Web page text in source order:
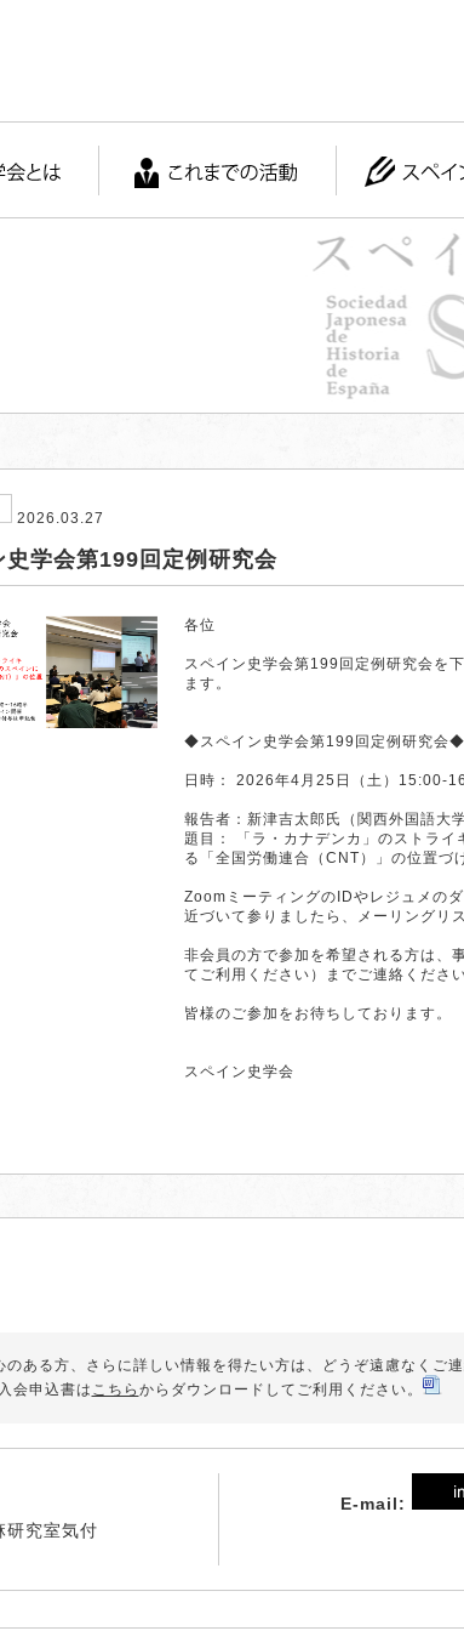
2026.03.27
史学会第199回定例研究会
各位
スペイン史学会第199回定例研究会を
ます。
◆スペイン史学会第199回定例研究会◆
日時： 2026年4月25日（土）15:00-
報告者：新津吉太郎氏（関西外国語大学
題目： 「ラ・カナデンカ」のストラ
る「全国労働連合（CNT）」の位置づ
ZoomミーティングのIDやレジュメの
近づいて参りましたら、メーリングリ
非会員の方で参加を希望される方は、
てご利用ください）までご連絡ください
皆様のご参加をお待ちしております。
スペイン史学会
のある方、さらに詳しい情報を得たい方は、どうぞ遠慮なくご連
入会申込書は こちら からダウンロードしてご利用ください。
研究室気付
E-mail: